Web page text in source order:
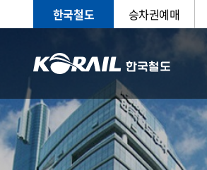
한국철도 승차권예매
CEO